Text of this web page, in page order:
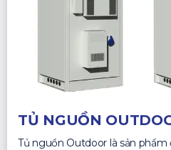
TỦ NGUỒN
Tủ nguồn Outdoor là sản phẩm